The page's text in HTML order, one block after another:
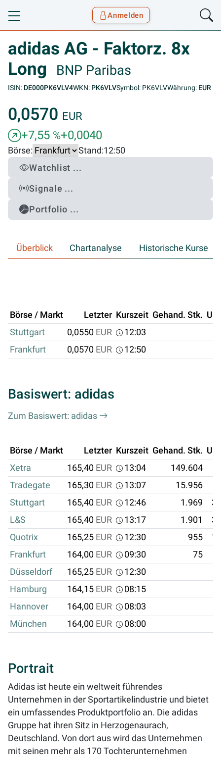
Toggle navigation
Anmelden
adidas AG - Faktorz. 8x
Long
BNP Paribas
ISIN: DE000PK6VLV4WKN: PK6VLVSymbol: PK6VLVWährung: EUR
0,0570 EUR
+7,55 %+0,0040
Börse: Stand:12:50
Watchlist ...
Signale ...
Portfolio ...
Überblick Chartanalyse Historische Kurse
Börse / Markt Letzter Kurszeit Gehand. Stk.
Stuttgart
0,0550 EUR
12:03
Frankfurt
0,0570 EUR 12:50
Basiswert: adidas
Zum Basiswert: adidas
Börse / Markt Letzter Kurszeit Gehand. Stk.
Xetra
165,40 EUR 13:04 149.604
Tradegate
165,30 EUR 13:07 15.956
Stuttgart
165,40 EUR 12:46 1.969
L&S
165,40 EUR 13:17 1.901
Quotrix
165,25 EUR 12:30 955
Frankfurt
164,00 EUR 09:30 75
Düsseldorf
165,25 EUR
12:30
Hamburg
164,15 EUR
08:15
Hannover
164,00 EUR
08:03
München
164,00 EUR 08:00
Portrait
Adidas ist heute ein weltweit führendes
Unternehmen in der Sportartikelindustrie und bietet
ein umfassendes Produktportfolio an. Die adidas
Gruppe hat ihren Sitz in Herzogenaurach,
Deutschland. Von dort aus wird das Unternehmen
mit seinen mehr als 170 Tochterunternehmen